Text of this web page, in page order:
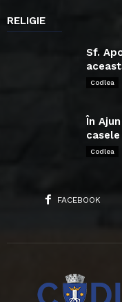
RELIGIE
Sf.
Codlea
În
Codlea
FACEBOOK